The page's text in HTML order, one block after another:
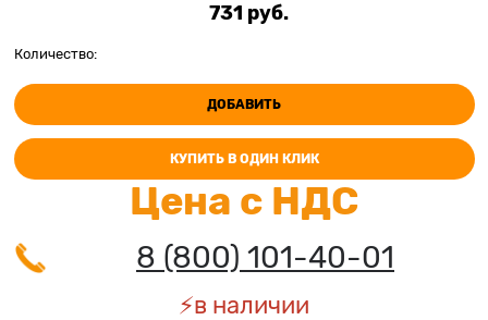
731 руб.
Количество:
ДОБАВИТЬ
КУПИТЬ В ОДИН КЛИК
Цена с НДС
8 (800) 101-40-01
⚡️в наличии